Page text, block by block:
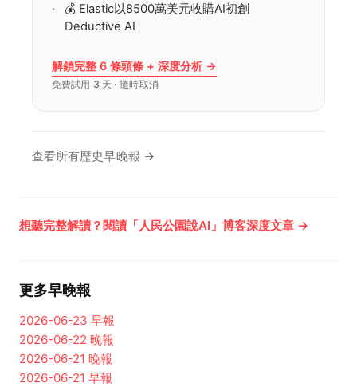
💰 Elastic以8500萬美元收購AI初創
Deductive AI
解鎖完整 6 條頭條 + 深度分析 →
免費試用 3 天 · 隨時取消
查看所有歷史早晚報 →
想聽完整解讀？閱讀「人民公園說AI」博客深度文章 →
更多早晚報
2026-06-23 早報
2026-06-22 晚報
2026-06-21 晚報
2026-06-21 早報